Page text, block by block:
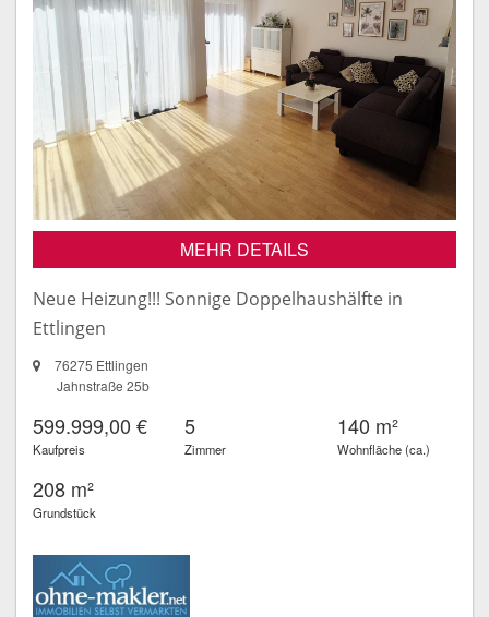
MEHR DETAILS
Neue Heizung!!! Sonnige Doppelhaushälfte in
Ettlingen
76275 Ettlingen
Jahnstraße 25b
599.999,00 €
Kaufpreis
5
Zimmer
140 m²
Wohnfläche (ca.)
208 m²
Grundstück